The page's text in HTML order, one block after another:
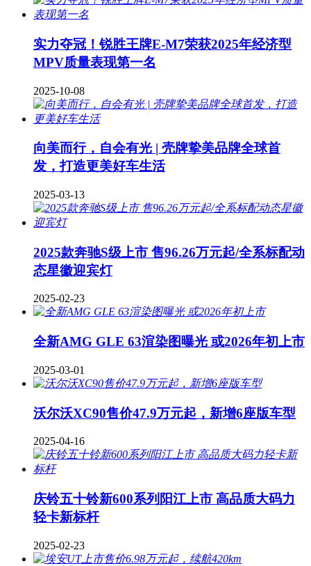
实力夺冠！锐胜王牌E-M7荣获2025年经济型
MPV质量表现第一名
2025-10-08
向美而行，自会有光 | 壳牌挚美品牌全球首
发，打造更美好车生活
2025-03-13
2025款奔驰S级上市 售96.26万元起/全系标配动
态星徽迎宾灯
2025-02-23
全新AMG GLE 63渲染图曝光 或2026年初上市
2025-03-01
沃尔沃XC90售价47.9万元起，新增6座版车型
2025-04-16
庆铃五十铃新600系列阳江上市 高品质大码力
轻卡新标杆
2025-02-23